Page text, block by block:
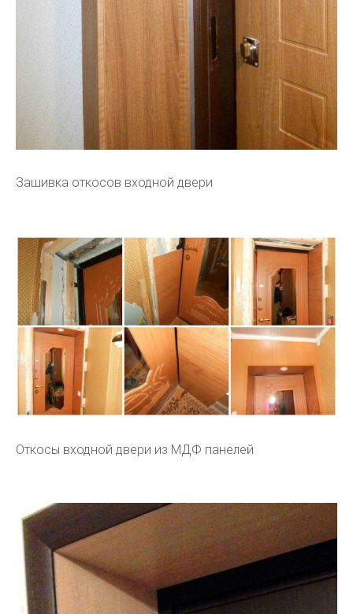
Зашивка откосов входной двери
Откосы входной двери из МДФ панелей